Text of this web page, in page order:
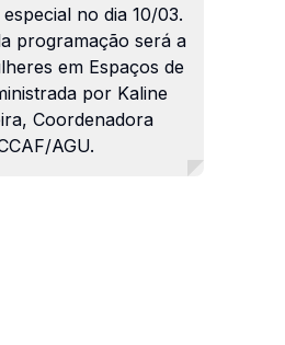
no dia 10/03.
programação será a
em Espaços de
por Kaline
Coordenadora
AGU.